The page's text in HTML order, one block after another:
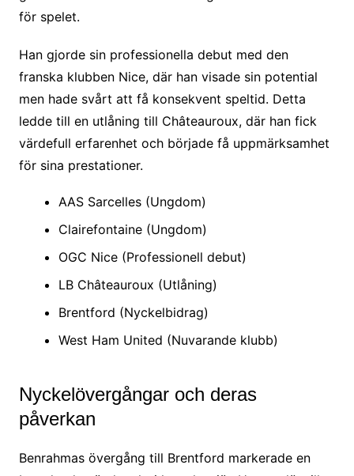
för spelet.
Han gjorde sin professionella debut med den
franska klubben Nice, där han visade sin potential
men hade svårt att få konsekvent speltid. Detta
ledde till en utlåning till Châteauroux, där han fick
värdefull erfarenhet och började få uppmärksamhet
för sina prestationer.
AAS Sarcelles (Ungdom)
Clairefontaine (Ungdom)
OGC Nice (Professionell debut)
LB Châteauroux (Utlåning)
Brentford (Nyckelbidrag)
West Ham United (Nuvarande klubb)
Nyckelövergångar och deras
påverkan
Benrahmas övergång till Brentford markerade en